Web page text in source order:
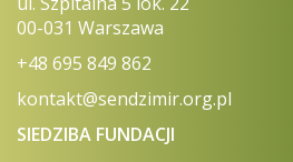
00-031 Warszawa
+48 695 849 862
kontakt@sendzimir.org.pl
SIEDZIBA FUNDACJI